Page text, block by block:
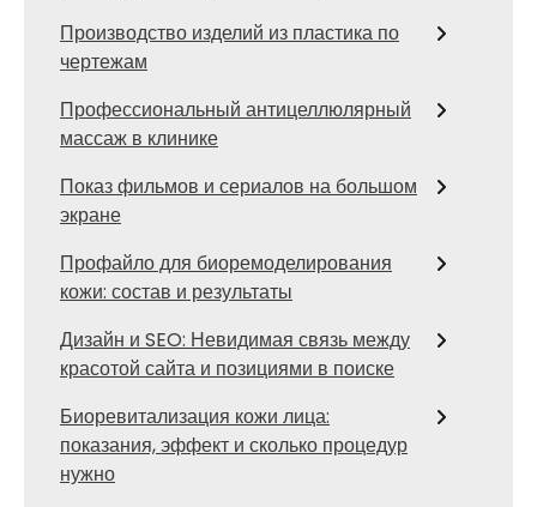
Производство изделий из пластика по
чертежам
Профессиональный антицеллюлярный
массаж в клинике
Показ фильмов и сериалов на большом
экране
Профайло для биоремоделирования
кожи: состав и результаты
Дизайн и SEO: Невидимая связь между
красотой сайта и позициями в поиске
Биоревитализация кожи лица:
показания, эффект и сколько процедур
нужно